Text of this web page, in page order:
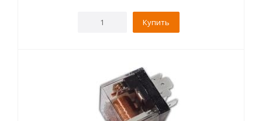
Купить